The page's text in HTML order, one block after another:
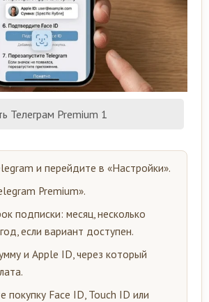
Телеграм Premium 1
и перейдите в «Настройки».
Premium».
подписки: месяц, несколько
если вариант доступен.
и Apple ID, через который
покупку Face ID, Touch ID или